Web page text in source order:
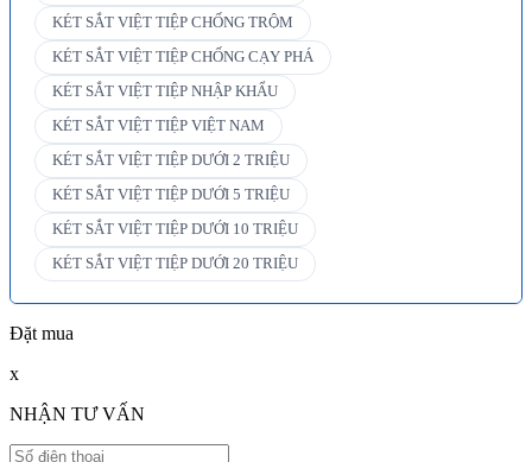
KÉT SẮT VIỆT TIỆP CHỐNG TRỘM
KÉT SẮT VIỆT TIỆP CHỐNG CẠY PHÁ
KÉT SẮT VIỆT TIỆP NHẬP KHẨU
KÉT SẮT VIỆT TIỆP VIỆT NAM
KÉT SẮT VIỆT TIỆP DƯỚI 2 TRIỆU
KÉT SẮT VIỆT TIỆP DƯỚI 5 TRIỆU
KÉT SẮT VIỆT TIỆP DƯỚI 10 TRIỆU
KÉT SẮT VIỆT TIỆP DƯỚI 20 TRIỆU
Đặt mua
x
NHẬN TƯ VẤN